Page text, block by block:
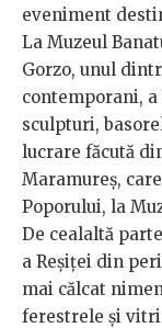
eveniment
La Muzeul
Gorzo, unul
contemporani,
sculpturi,
lucrare făcută
Maramureș,
Poporului, la
De cealaltă
a Reșiței din
mai călcat
ferestrele și